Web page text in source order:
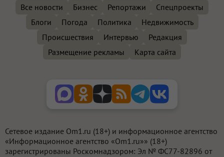
Все новости Бизнес Репортажи
Спецпроекты
Блоги
Погода Политика
Недвижимость
Происшествия
Интервью
Редакция
Размещение рекламы
Карта сайта
Сетевое издание Om1.ru (18+) и информационное агентство
«Информационное агентство «Om1.ru»» (18+)
зарегистрированы Роскомнадзором: Эл № ФС77-82896 от